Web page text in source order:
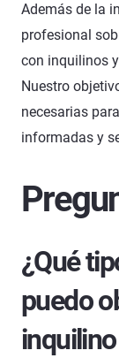
Además de la
profesional
con inquilinos
Nuestro
necesarias
informadas y
¿Qué
puedo